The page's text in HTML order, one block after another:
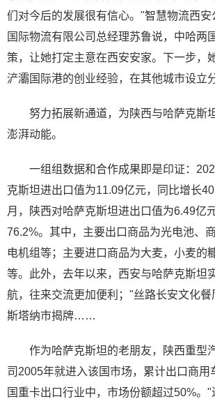
们对今后的发展很有信心。"智慧物流西
国际物流有限公司总经理苏鲁说，中哈两
策，让她打定主意在西安安家。下一步，
浐灞国际港的创业经验，在其他城市设立
努力拓展新通道，为陕西与哈萨克斯
澎湃动能。
一组组数据和合作成果即是印证：
克斯坦进出口值为11.09亿元，同比增长
月，陕西对哈萨克斯坦进出口值为6.49亿
76.2%。其中，主要出口商品为光电池、
电机组等；主要进口商品为大麦，小麦的
等。此外，去年以来，西安与哈萨克斯坦
航，往来交流更加便利；"丝路长安文化
斯塔纳市揭牌……
作为哈萨克斯坦的老朋友，陕西重型
司2005年就进入该国市场，累计出口商用
国重卡出口行业中，市场份额超过50%。